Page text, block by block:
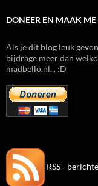
DONEER EN MAAK ME
Als je dit blog leuk
bijdrage meer dan
madbello.nl... :D
RSS -